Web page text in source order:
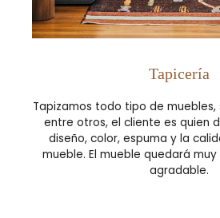
Tapicería
Tapizamos todo tipo de muebles,
entre otros, el cliente es quien
diseño, color, espuma y la
mueble. El mueble quedará
agradable.